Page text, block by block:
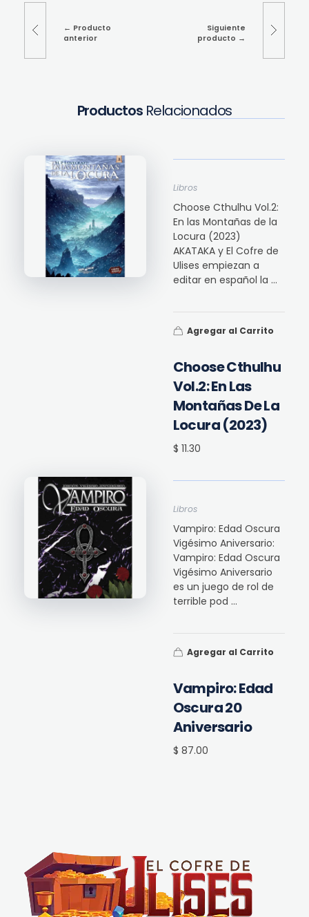
Producto
anterior
Siguiente
producto
Productos Relacionados
Choose Cthulhu
Vol.2: En Las
Montañas De La
Locura (2023)
$ 11.30
Libros
Choose Cthulhu Vol.2:
En las Montañas de la
Locura (2023)
AKATAKA y El Cofre de
Ulises empiezan a
editar en español la ...
Agregar al Carrito
Vampiro: Edad
Oscura 20
Aniversario
$ 87.00
Libros
Vampiro: Edad Oscura
Vigésimo Aniversario:
Vampiro: Edad Oscura
Vigésimo Aniversario
es un juego de rol de
terrible pod ...
Agregar al Carrito